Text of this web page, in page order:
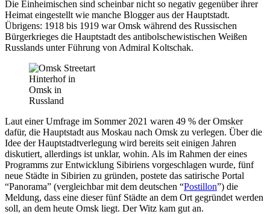
Die Einheimischen sind scheinbar nicht so negativ gegenüber ihrer
Heimat eingestellt wie manche Blogger aus der Hauptstadt.
Übrigens: 1918 bis 1919 war Omsk während des Russischen
Bürgerkrieges die Hauptstadt des antibolschewistischen Weißen
Russlands unter Führung von Admiral Koltschak.
Hinterhof in
Omsk in
Russland
Laut einer Umfrage im Sommer 2021 waren 49 % der Omsker
dafür, die Hauptstadt aus Moskau nach Omsk zu verlegen. Über die
Idee der Hauptstadtverlegung wird bereits seit einigen Jahren
diskutiert, allerdings ist unklar, wohin. Als im Rahmen der eines
Programms zur Entwicklung Sibiriens vorgeschlagen wurde, fünf
neue Städte in Sibirien zu gründen, postete das satirische Portal
“Panorama” (vergleichbar mit dem deutschen “Postillon”) die
Meldung, dass eine dieser fünf Städte an dem Ort gegründet werden
soll, an dem heute Omsk liegt. Der Witz kam gut an.